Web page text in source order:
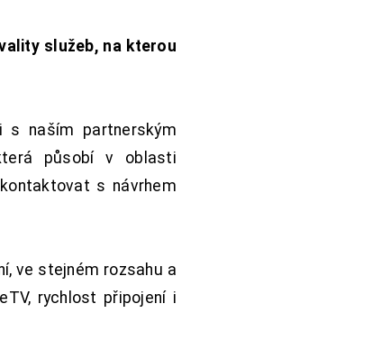
služeb, na kterou
s naším partnerským
působí v oblasti
kontaktovat s návrhem
ve stejném rozsahu a
rychlost připojení i